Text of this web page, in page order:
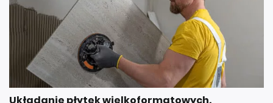
Układanie płytek wielkoformatowych.